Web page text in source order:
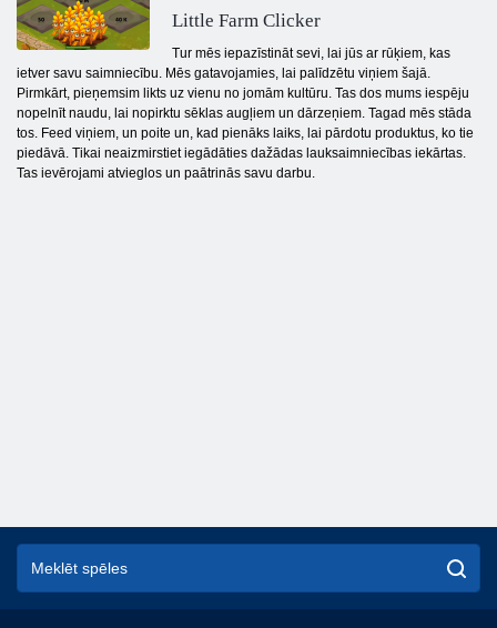
Little Farm Clicker
Tur mēs iepazīstināt sevi, lai jūs ar rūķiem, kas
ietver savu saimniecību. Mēs gatavojamies, lai palīdzētu viņiem šajā.
Pirmkārt, pieņemsim likts uz vienu no jomām kultūru. Tas dos mums iespēju
nopelnīt naudu, lai nopirktu sēklas augļiem un dārzeņiem. Tagad mēs stāda
tos. Feed viņiem, un poite un, kad pienāks laiks, lai pārdotu produktus, ko tie
piedāvā. Tikai neaizmirstiet iegādāties dažādas lauksaimniecības iekārtas.
Tas ievērojami atvieglos un paātrinās savu darbu.